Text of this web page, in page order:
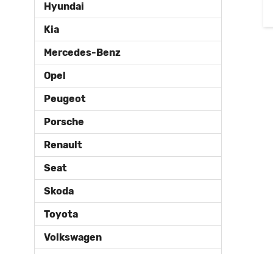
Hyundai
Kia
Mercedes-Benz
Opel
Peugeot
Porsche
Renault
Seat
Skoda
Toyota
Volkswagen